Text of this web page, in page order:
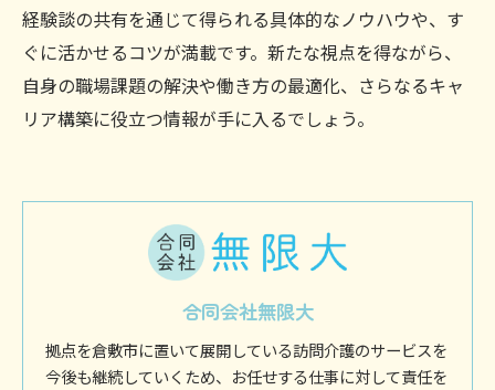
経験談の共有を通じて得られる具体的なノウハウや、す
ぐに活かせるコツが満載です。新たな視点を得ながら、
自身の職場課題の解決や働き方の最適化、さらなるキャ
リア構築に役立つ情報が手に入るでしょう。
合同会社無限大
拠点を倉敷市に置いて展開している訪問介護のサービスを
今後も継続していくため、お任せする仕事に対して責任を